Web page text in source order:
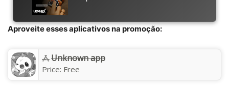
Aproveite esses aplicativos na promoção:
Unknown app
Price: Free